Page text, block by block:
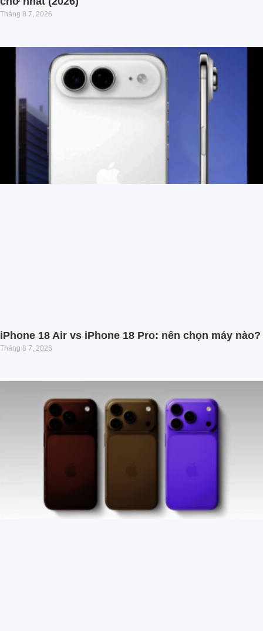
Tháng 8 7, 2026
iPhone 18 Air vs iPhone 18 Pro: nên chọn máy nào?
Tháng 8 7, 2026